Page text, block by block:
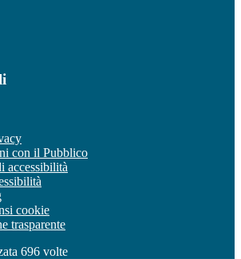
con il Pubblico
accessibilità
cookie
trasparente
696 volte